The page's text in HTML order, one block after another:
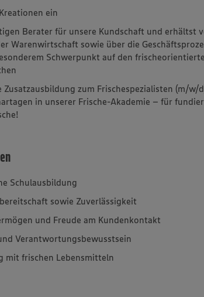
ein
Berater für unsere Kundschaft und erhältst
Warenwirtschaft sowie über die
Schwerpunkt auf den
Zusatzausbildung zum Frischespezialisten (m/w/
in unserer Frische-Akademie – für
Schulausbildung
sowie Zuverlässigkeit
und Freude am Kundenkontakt
Verantwortungsbewusstsein
mit frischen Lebensmitteln